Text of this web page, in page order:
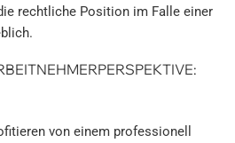
rechtliche Position im Falle einer
von einem professionell